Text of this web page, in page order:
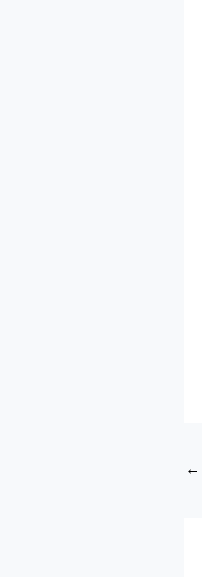
←